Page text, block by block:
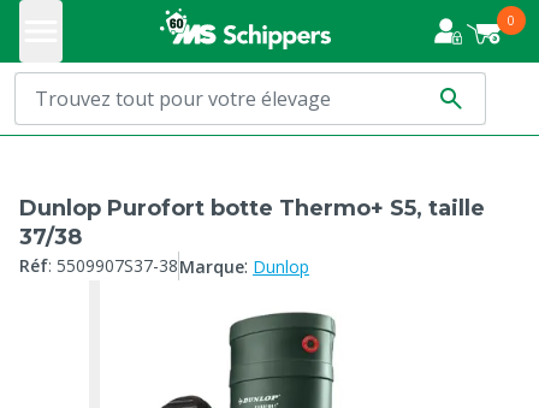
0
Dunlop Purofort botte Thermo+ S5, taille
37/38
Réf: 5509907S37-38Marque: Dunlop